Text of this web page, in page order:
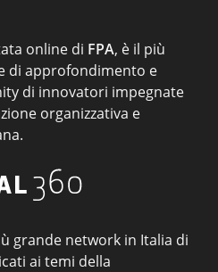
online di FPA, è il più
di approfondimento e
di innovatori impegnate
organizzativa e
grande network in Italia di
ai temi della